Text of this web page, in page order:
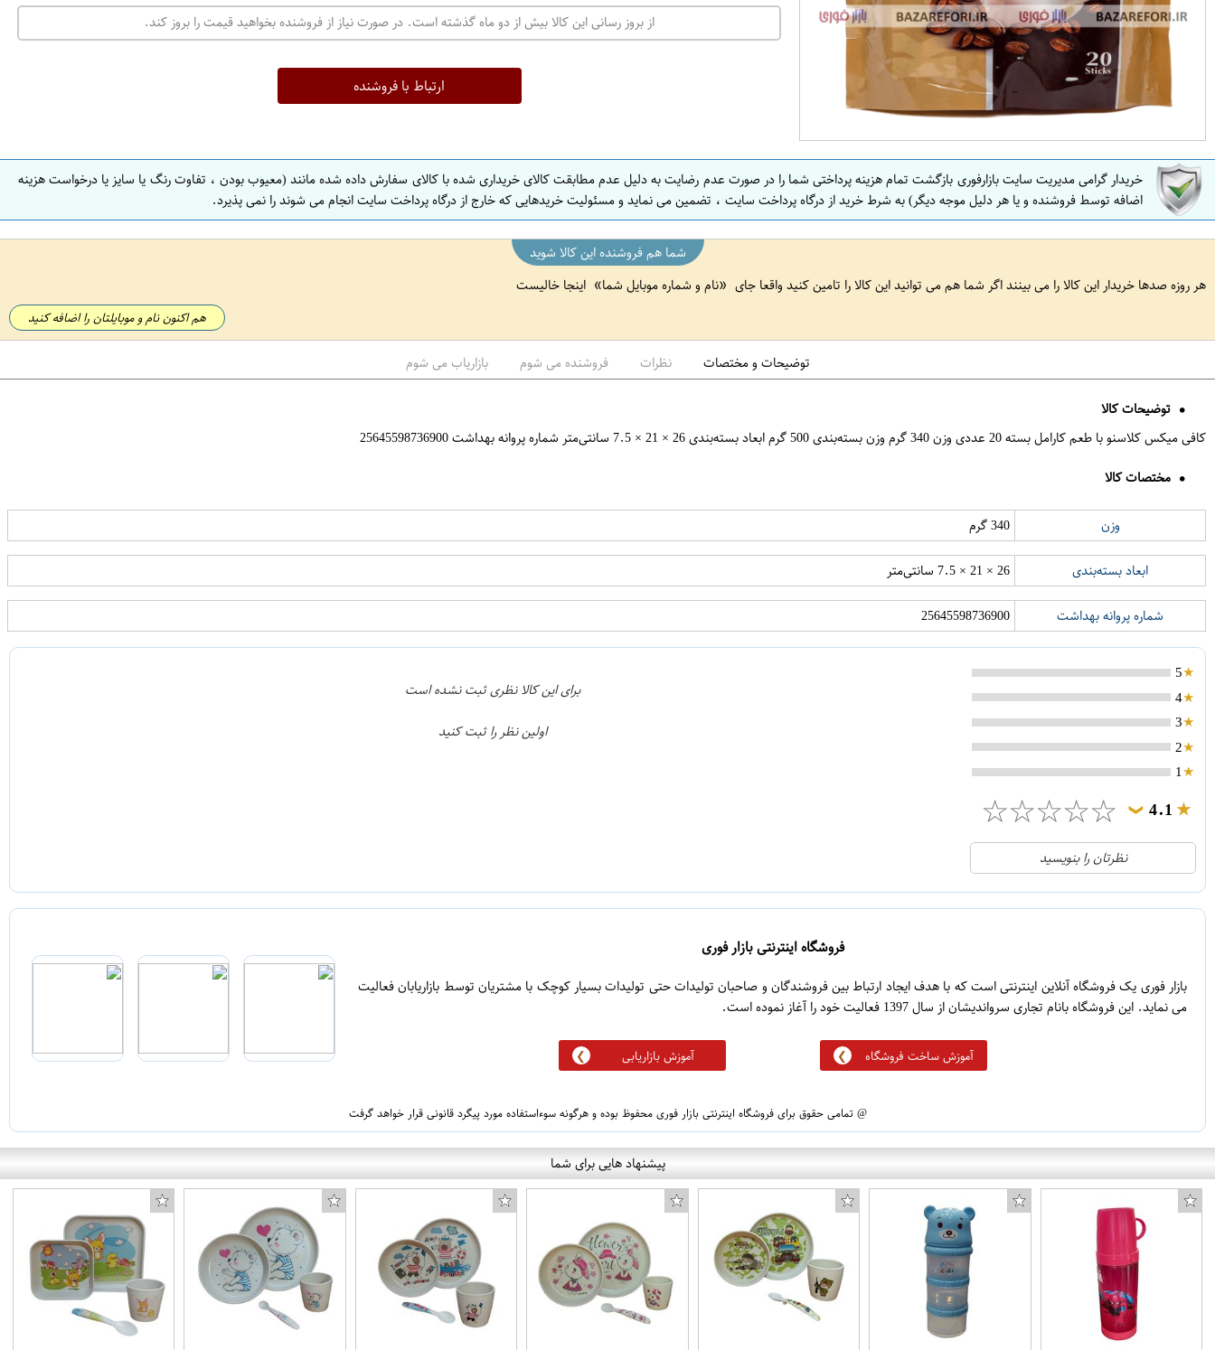
ت
ه
ن
ص
ف
ه
ا
ف
ه
از بروز رسانی این کالا بیش از دو ماه گذشته است. در صورت نیاز از فروشنده بخواهید قیمت را بروز کند.
ارتباط با فروشنده
خریدار گرامی مدیریت سایت بازارفوری بازگشت تمام هزینه پرداختی شما را در صورت عدم رضایت به دلیل عدم مطابقت کالای خریداری شده با کالای سفارش داده شده مانند (معیوب بودن ، تفاوت رنگ یا سایز یا درخواست هزینه
اضافه توسط فروشنده و یا هر دلیل موجه دیگر) به شرط خرید از درگاه پرداخت سایت ، تضمین می نماید و مسئولیت خریدهایی که خارج از درگاه پرداخت سایت انجام می شوند را نمی پذیرد.
شما هم فروشنده این کالا شوید
هر روزه صدها خریدار این کالا را می بینند اگر شما هم می توانید این کالا را تامین کنید واقعا جای
نام و شماره موبایل شما اینجا خالیست
هم اکنون نام و موبایلتان را اضافه کنید
توضیحات و مختصات نظرات فروشنده می شوم بازاریاب می شوم
توضیحات کالا
کافی میکس کلاسنو با طعم کارامل بسته 20 عددی وزن 340 گرم وزن بسته‌بندی 500 گرم ابعاد بسته‌بندی 26 × 21 × 7.5 سانتی‌متر شماره پروانه بهداشت 25645598736900
مختصات کالا
وزن 340 گرم
ابعاد بسته‌بندی 26 × 21 × 7.5 سانتی‌متر
شماره پروانه بهداشت 25645598736900
5
4
3
2
1
4.1
❯
☆
☆
☆
☆
☆
21
3
1
1
5
نظرتان را بنویسید
برای این کالا نظری ثبت نشده است
اولین نظر را ثبت کنید
فروشگاه اینترنتی بازار فوری
بازار فوری یک فروشگاه آنلاین اینترنتی است که با هدف ایجاد ارتباط بین فروشندگان و صاحبان تولیدات حتی تولیدات بسیار کوچک با مشتریان توسط بازاریابان فعالیت
می نماید. این فروشگاه بانام تجاری سرواندیشان از سال 1397 فعالیت خود را آغاز نموده است.
آموزش ساخت فروشگاه آموزش بازاریابی
@ تمامی حقوق برای فروشگاه اینترنتی بازار فوری محفوظ بوده و هرگونه سوءاستفاده مورد پیگرد قانونی قرار خواهد گرفت
پیشنهاد هایی برای شما